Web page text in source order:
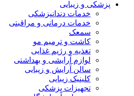
پزشکی و زیبایی
خدمات دندانپزشکی
خدمات درمانی و مراقبتی
سمعک
کاشت و ترمیم مو
تغذیه و رژیم غذایی
لوازم آرایشی و بهداشتی
سالن آرایش و زیبایی
کلینیک زیبایی
تجهیزات پزشکی